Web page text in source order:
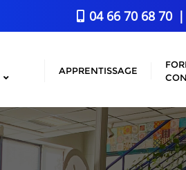
04 66 70 68 70
APPRENTISSAGE